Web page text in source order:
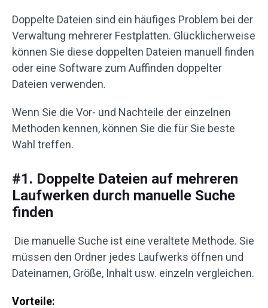
Doppelte Dateien sind ein häufiges Problem bei der
Verwaltung mehrerer Festplatten. Glücklicherweise
können Sie diese doppelten Dateien manuell finden
oder eine Software zum Auffinden doppelter
Dateien verwenden.
Wenn Sie die Vor- und Nachteile der einzelnen
Methoden kennen, können Sie die für Sie beste
Wahl treffen.
#1. Doppelte Dateien auf mehreren
Laufwerken durch manuelle Suche
finden
Die manuelle Suche ist eine veraltete Methode. Sie
müssen den Ordner jedes Laufwerks öffnen und
Dateinamen, Größe, Inhalt usw. einzeln vergleichen.
Vorteile: